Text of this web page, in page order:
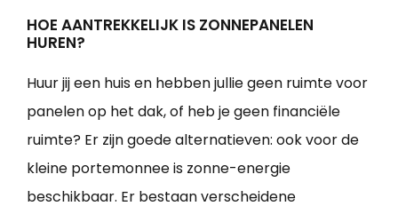
HOE AANTREKKELIJK IS ZONNEPANELEN
HUREN?
Huur jij een huis en hebben jullie geen ruimte voor
panelen op het dak, of heb je geen financiële
ruimte? Er zijn goede alternatieven: ook voor de
kleine portemonnee is zonne-energie
beschikbaar. Er bestaan verscheidene